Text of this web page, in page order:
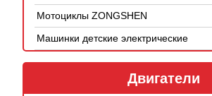
Мотоциклы ZONGSHEN
Машинки детские электрические
Двигатели